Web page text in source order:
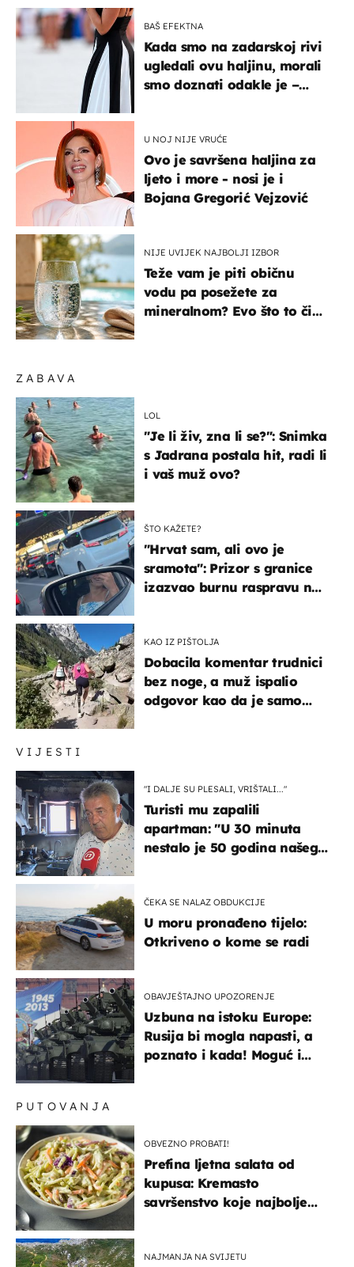
VIJESTI
"I DALJE SU PLESALI, VRIŠTALI..."
Turisti mu zapalili
apartman: "U 30 minuta
nestalo je 50 godina našeg
ČEKA SE NALAZ OBDUKCIJE
U moru pronađeno tijelo:
Otkriveno o kome se radi
OBAVJEŠTAJNO UPOZORENJE
Uzbuna na istoku Europe:
Rusija bi mogla napasti, a
poznato i kada! Moguć i
ZABAVA
LOL
"Je li živ, zna li se?": Snimka
s Jadrana postala hit, radi li
i vaš muž ovo?
ŠTO KAŽETE?
"Hrvat sam, ali ovo je
sramota": Prizor s granice
izazvao burnu raspravu na
KAO IZ PIŠTOLJA
Dobacila komentar trudnici
bez noge, a muž ispalio
odgovor kao da je samo
PUTOVANJA
OBVEZNO PROBATI!
Prefina ljetna salata od
kupusa: Kremasto
savršenstvo koje najbolje
NAJMANJA NA SVIJETU
BAŠ EFEKTNA
Kada smo na zadarskoj rivi
ugledali ovu haljinu, morali
smo doznati odakle je –
U NOJ NIJE VRUĆE
Ovo je savršena haljina za
ljeto i more - nosi je i
Bojana Gregorić Vejzović
NIJE UVIJEK NAJBOLJI IZBOR
Teže vam je piti običnu
vodu pa posežete za
mineralnom? Evo što to čini